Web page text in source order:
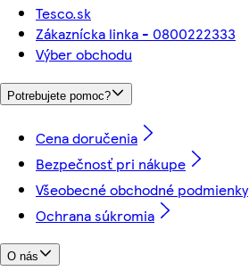
Tesco.sk
Zákaznícka linka - 0800222333
Výber obchodu
Potrebujete pomoc?
Cena doručenia
Bezpečnosť pri nákupe
Všeobecné obchodné podmienky
Ochrana súkromia
O nás